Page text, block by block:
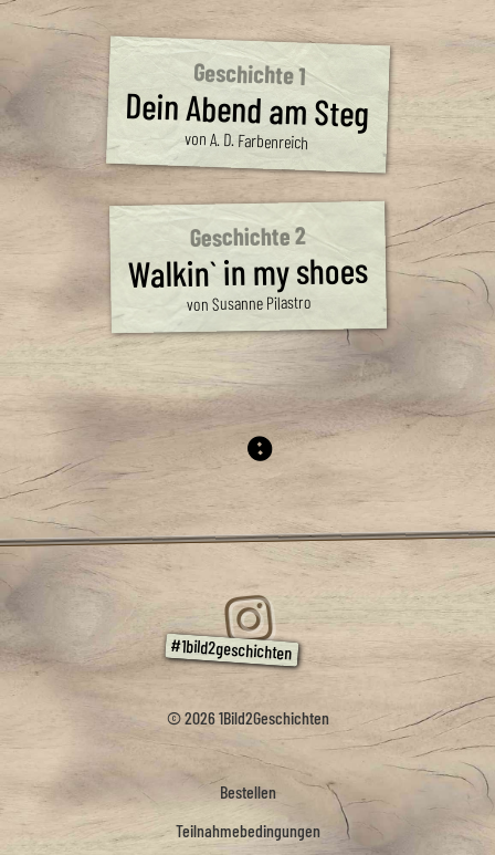
Geschichte 1
Dein Abend am Steg
von A. D. Farbenreich
Geschichte 2
Walkin` in my shoes
von Susanne Pilastro
© 2026 1Bild2Geschichten
Bestellen
Teilnahmebedingungen